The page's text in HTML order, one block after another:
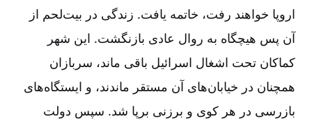
اروپا خواهند رفت، خاتمه یافت. زندگی در بیت‌لحم از
آن پس هیچگاه به روال عادی بازنگشت. این شهر
کماکان تحت اشغال اسرائیل باقی ماند، سربازان
همچنان در خیابان‌های آن مستقر ماندند، و ایستگاه‌های
بازرسی در هر کوی و برزنی برپا شد. سپس دولت